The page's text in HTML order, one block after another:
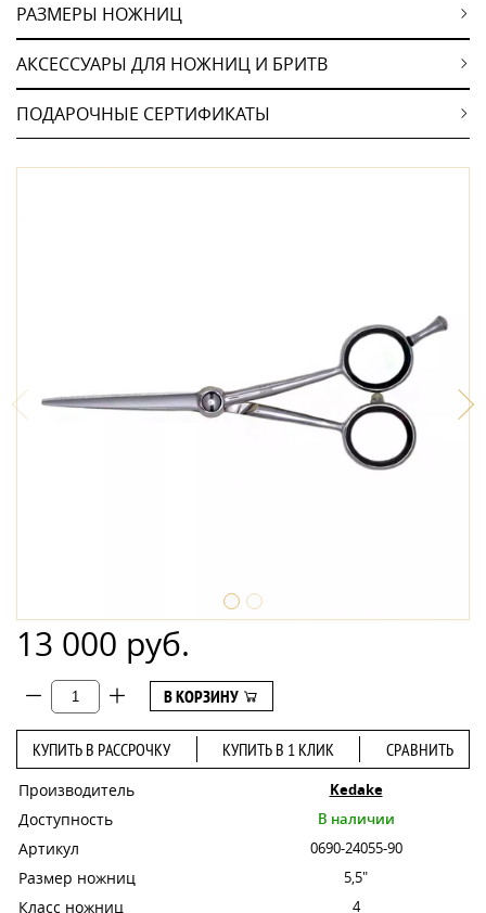
РАЗМЕРЫ НОЖНИЦ
АКСЕССУАРЫ ДЛЯ НОЖНИЦ И БРИТВ
ПОДАРОЧНЫЕ СЕРТИФИКАТЫ
13 000 руб.
В КОРЗИНУ
КУПИТЬ В РАССРОЧКУ КУПИТЬ В 1 КЛИК СРАВНИТЬ
Производитель Kedake
Доступность В наличии
Артикул 0690-24055-90
Размер ножниц 5,5"
Класс ножниц 4